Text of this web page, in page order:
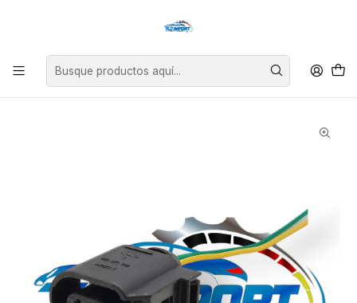
Asesoría personalizada para encontrar el repuesto perfecto para tu
Inicio Eléctricos Enchufes Enchufe 2 pines